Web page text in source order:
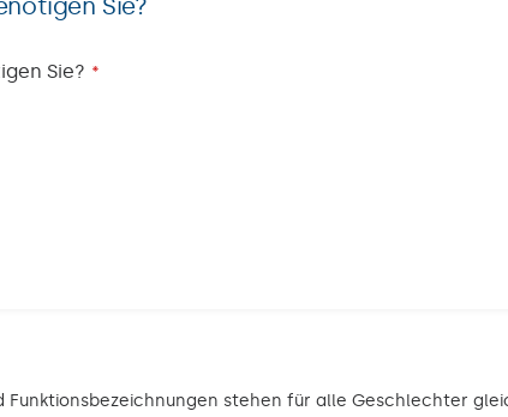
Sie? *
Funktionsbezeichnungen stehen für alle Geschlechter